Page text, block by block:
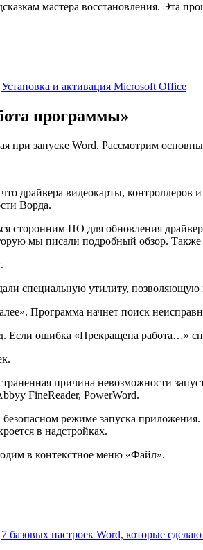
мастера восстановления. Эта
Установка и активация Microsoft Office
программы»
при запуске Word. Рассмотрим
что драйвера видеокарты,
Ворда.
сторонним ПО для обновления
мы писали подробный обзор.
специальную утилиту,
Программа начнет поиск
Если ошибка «Прекращена работа…»
причина невозможности
FineReader, PowerWord.
режиме запуска
в надстройках.
в контекстное меню «Файл».
7 базовых настроек Word, которые